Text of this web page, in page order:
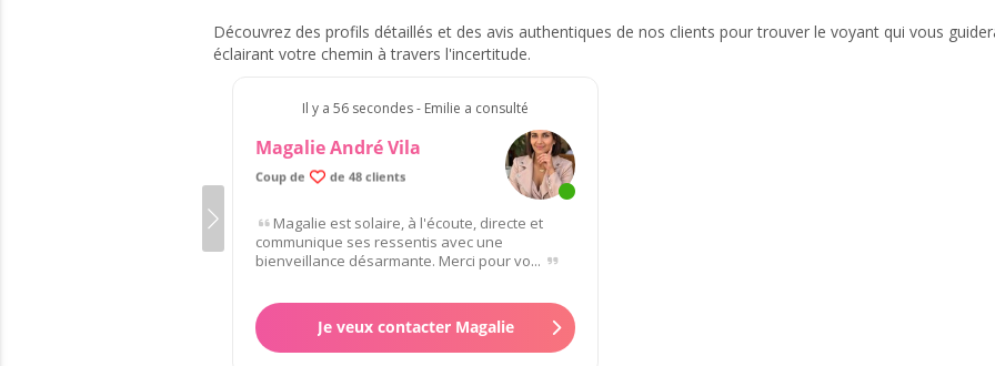
Découvrez des profils détaillés et des avis authentiques de nos clients pour trouver le voyant qui vous
éclairant votre chemin à travers l'incertitude.
Il y a 56 secondes - Emilie a consulté
Magalie André Vila
99.4% de clients satisfaits
Coup de de 48 clients
Magalie est solaire, à l'écoute, directe et
communique ses ressentis avec une
bienveillance désarmante. Merci pour vo...
Je veux contacter Magalie